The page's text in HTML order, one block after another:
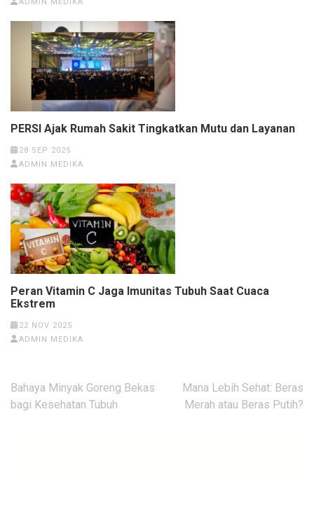
PERSI Ajak Rumah Sakit Tingkatkan Mutu dan Layanan
28 SEP 2025
ADMIN MEDIKA
Peran Vitamin C Jaga Imunitas Tubuh Saat Cuaca
Ekstrem
22 NOV 2025
ADMIN MEDIKA
Post
navigation
Bahaya Minyak Goreng Bekas
bagi Kesehatan Tubuh
Mana Lebih Sehat: Beras
Merah atau Beras Putih?